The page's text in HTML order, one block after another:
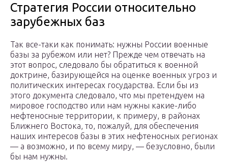
Стратегия России относительно
зарубежных баз
Так все-таки как понимать: нужны России военные
базы за рубежом или нет? Прежде чем отвечать на
этот вопрос, следовало бы обратиться к военной
доктрине, базирующейся на оценке военных угроз и
политических интересах государства. Если бы из
этого документа следовало, что мы претендуем на
мировое господство или нам нужны какие-либо
нефтеносные территории, к примеру, в районах
Ближнего Востока, то, пожалуй, для обеспечения
наших интересов базы в этих нефтеносных регионах
— а возможно, и по всему миру, — безусловно, были
бы нам нужны.